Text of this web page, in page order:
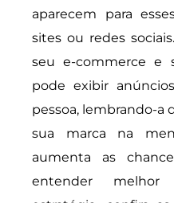
aparecem para
sites ou redes
seu e-commerce e
pode exibir
pessoa, lembrando-a
sua marca na
aumenta as
entender